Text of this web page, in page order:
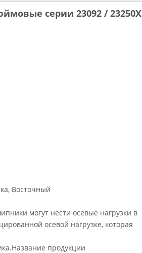
серии 23092 / 23250X
Восточный
могут нести осевые нагрузки в
осевой нагрузке, которая
Название продукции